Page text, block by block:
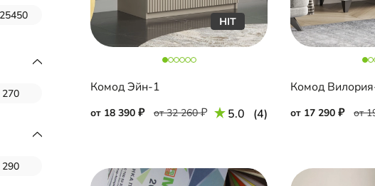
Комод Эйн-1
от 18 390 от 32 260 5.0 (4)
Комод
от 17 290 от